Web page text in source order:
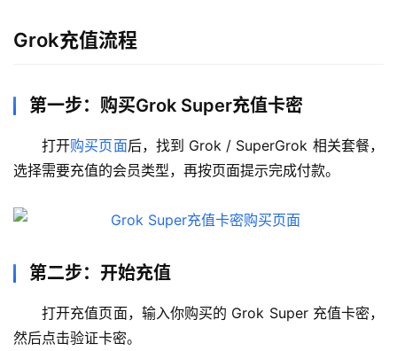
Grok充值流程
第一步：购买Grok Super充值卡密
打开购买页面后，找到 Grok / SuperGrok 相关套餐，
选择需要充值的会员类型，再按页面提示完成付款。
第二步：开始充值
打开充值页面，输入你购买的 Grok Super 充值卡密，
然后点击验证卡密。